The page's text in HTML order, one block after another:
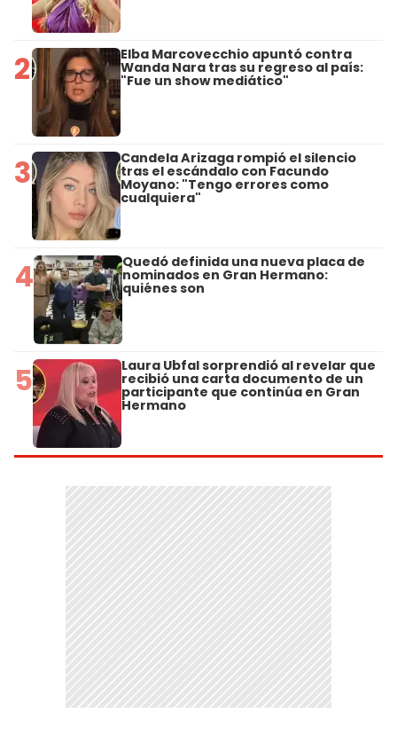
2 Elba Marcovecchio apuntó contra
Wanda Nara tras su regreso al país:
"Fue un show mediático"
3 Candela Arizaga rompió el silencio
tras el escándalo con Facundo
Moyano: "Tengo errores como
cualquiera"
4 Quedó definida una nueva placa de
nominados en Gran Hermano:
quiénes son
5 Laura Ubfal sorprendió al revelar que
recibió una carta documento de un
participante que continúa en Gran
Hermano